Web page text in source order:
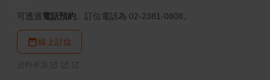
可透過電話預約 。訂位電話為 02-2381-0808。
線上訂位